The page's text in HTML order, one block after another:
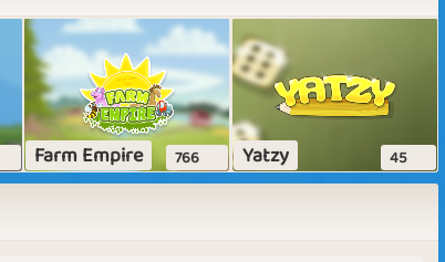
Farm Empire 766 Yatzy 45